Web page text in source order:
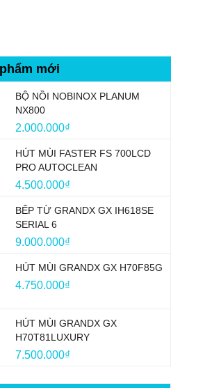
mới
BỘ NỒI NOBINOX PLANUM
NX800
2.000.000₫
HÚT MÙI FASTER FS 700LCD
PRO AUTOCLEAN
4.500.000₫
BẾP TỪ GRANDX GX IH618SE
SERIAL 6
9.000.000₫
HÚT MÙI GRANDX GX H70F85G
4.750.000₫
HÚT MÙI GRANDX GX
H70T81LUXURY
7.500.000₫